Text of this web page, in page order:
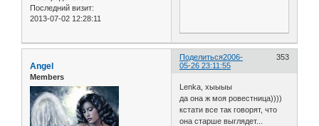
Последний визит:
2013-07-02 12:28:11
Поделиться 353
2006-
05-26 23:11:55
Angel
Members
Lenka, хыыыы
да она ж моя ровестница))))
кстати все так говорят, что
она старше выглядет...